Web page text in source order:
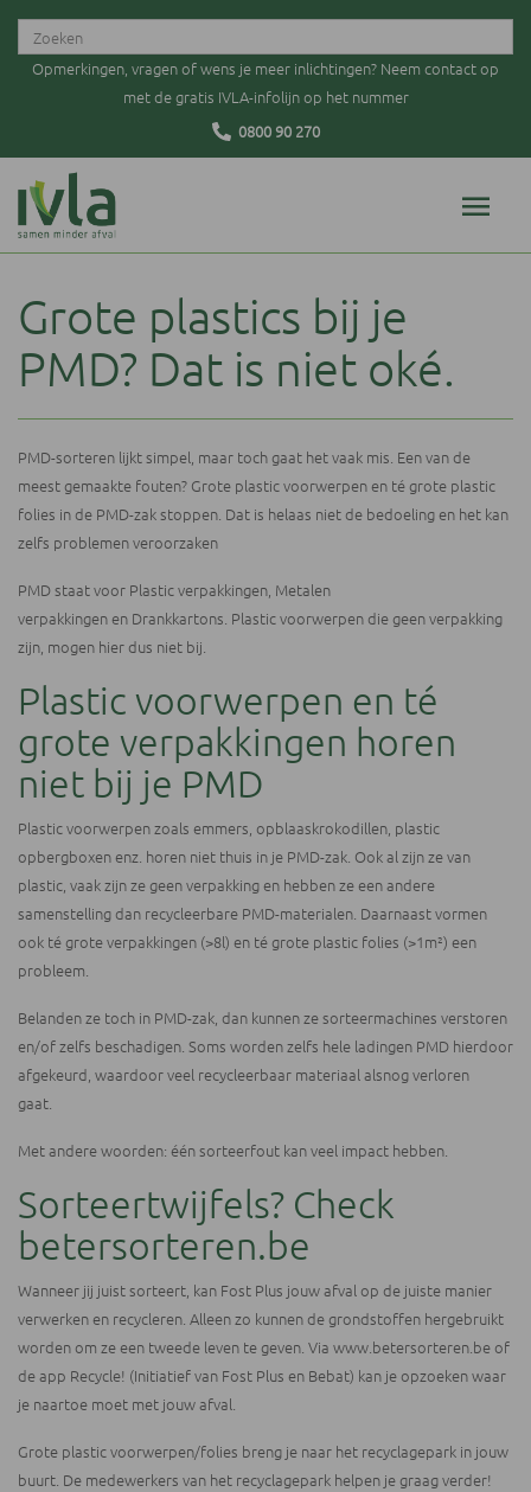
Opmerkingen, vragen of wens je meer inlichtingen? Neem contact op
met de gratis IVLA-infolijn op het nummer
0800 90 270
Grote plastics bij je
PMD? Dat is niet oké.
PMD-sorteren lijkt simpel, maar toch gaat het vaak mis. Een van de
meest gemaakte fouten? Grote plastic voorwerpen en té grote plastic
folies in de PMD-zak stoppen. Dat is helaas niet de bedoeling en het kan
zelfs problemen veroorzaken
PMD staat voor Plastic verpakkingen, Metalen
verpakkingen en Drankkartons. Plastic voorwerpen die geen verpakking
zijn, mogen hier dus niet bij.
Plastic voorwerpen en té
grote verpakkingen horen
niet bij je PMD
Plastic voorwerpen zoals emmers, opblaaskrokodillen, plastic
opbergboxen enz. horen niet thuis in je PMD-zak. Ook al zijn ze van
plastic, vaak zijn ze geen verpakking en hebben ze een andere
samenstelling dan recycleerbare PMD-materialen. Daarnaast vormen
ook té grote verpakkingen (>8l) en té grote plastic folies (>1m²) een
probleem.
Belanden ze toch in PMD-zak, dan kunnen ze sorteermachines verstoren
en/of zelfs beschadigen. Soms worden zelfs hele ladingen PMD hierdoor
afgekeurd, waardoor veel recycleerbaar materiaal alsnog verloren
gaat.
Met andere woorden: één sorteerfout kan veel impact hebben.
Sorteertwijfels? Check
betersorteren.be
Wanneer jij juist sorteert, kan Fost Plus jouw afval op de juiste manier
verwerken en recycleren. Alleen zo kunnen de grondstoffen hergebruikt
worden om ze een tweede leven te geven. Via www.betersorteren.be of
de app Recycle! (Initiatief van Fost Plus en Bebat) kan je opzoeken waar
je naartoe moet met jouw afval.
Grote plastic voorwerpen/folies breng je naar het recyclagepark in jouw
buurt. De medewerkers van het recyclagepark helpen je graag verder!